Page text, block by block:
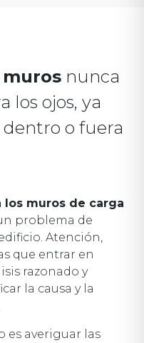
nunca
los ojos, ya
o fuera
los muros de carga
problema de
Atención,
que entrar en
razonado y
la causa y la
es averiguar las